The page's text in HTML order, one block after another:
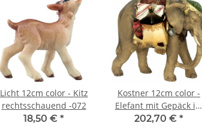
Licht 12cm color - Kitz
rechtsschauend -072
18,50 € *
Kostner 12cm color -
Elefant mit Gepäck im
Set
202,70 € *